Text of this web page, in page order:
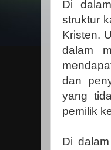
Di
struktur
Kristen.
dalam
dan
yang
pemilik
Di